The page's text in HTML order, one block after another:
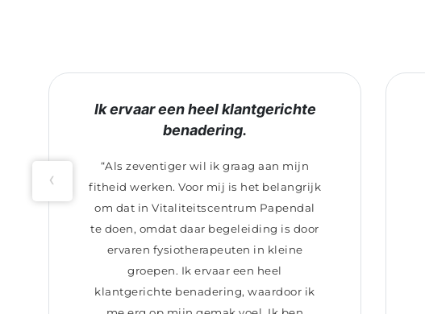
Ik ervaar een heel klantgerichte
benadering.
“Als zeventiger wil ik graag aan mijn
fitheid werken. Voor mij is het belangrijk
om dat in Vitaliteitscentrum Papendal
te doen, omdat daar begeleiding is door
ervaren fysiotherapeuten in kleine
groepen. Ik ervaar een heel
klantgerichte benadering, waardoor ik
‹